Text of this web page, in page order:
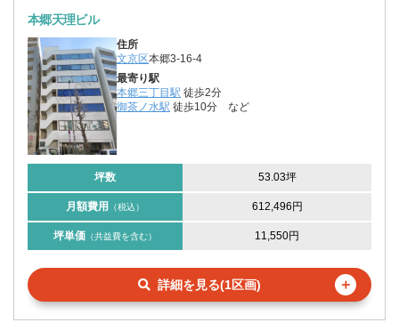
本郷天理ビル
住所
文京区本郷3-16-4
最寄り駅
本郷三丁目駅 徒歩2分
御茶ノ水駅 徒歩10分 など
坪数 53.03坪
月額費用 （税込） 612,496円
坪単価 （共益費を含む） 11,550円
詳細を見る(1区画) ＋